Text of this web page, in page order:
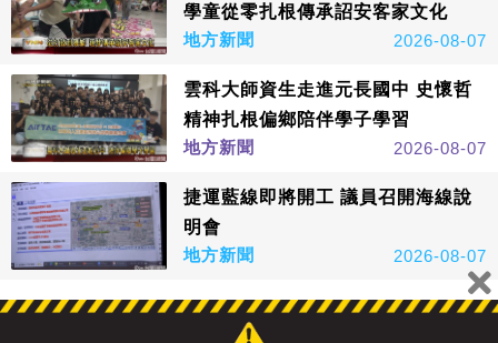
學童從零扎根傳承詔安客家文化
地方新聞
2026-08-07
雲科大師資生走進元長國中 史懷哲
精神扎根偏鄉陪伴學子學習
地方新聞
2026-08-07
捷運藍線即將開工 議員召開海線說
明會
地方新聞
2026-08-07
看更多